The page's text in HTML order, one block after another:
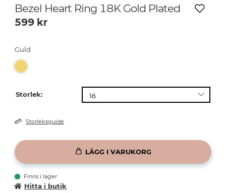
Bezel Heart Ring 18K Gold Plated
599 kr
Guld
Storlek:
Storleksguide
LÄGG I VARUKORG
Finns i lager
Hitta i butik